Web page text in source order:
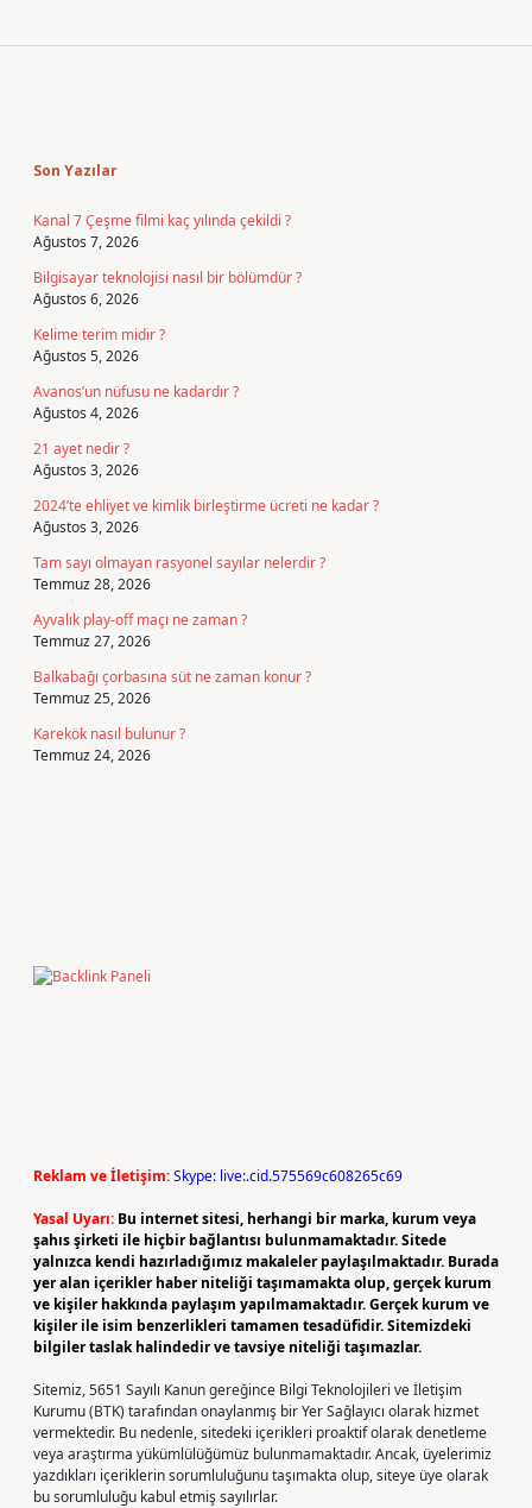
Son Yazılar
Kanal 7 Çeşme filmi kaç yılında çekildi ?
Ağustos 7, 2026
Bilgisayar teknolojisi nasıl bir bölümdür ?
Ağustos 6, 2026
Kelime terim midir ?
Ağustos 5, 2026
Avanos’un nüfusu ne kadardır ?
Ağustos 4, 2026
21 ayet nedir ?
Ağustos 3, 2026
2024’te ehliyet ve kimlik birleştirme ücreti ne kadar ?
Ağustos 3, 2026
Tam sayı olmayan rasyonel sayılar nelerdir ?
Temmuz 28, 2026
Ayvalık play-off maçı ne zaman ?
Temmuz 27, 2026
Balkabağı çorbasına süt ne zaman konur ?
Temmuz 25, 2026
Karekök nasıl bulunur ?
Temmuz 24, 2026
Reklam ve İletişim:Skype: live:.cid.575569c608265c69
Yasal Uyarı: Bu internet sitesi, herhangi bir marka, kurum veya
şahıs şirketi ile hiçbir bağlantısı bulunmamaktadır. Sitede
yalnızca kendi hazırladığımız makaleler paylaşılmaktadır. Burada
yer alan içerikler haber niteliği taşımamakta olup, gerçek kurum
ve kişiler hakkında paylaşım yapılmamaktadır. Gerçek kurum ve
kişiler ile isim benzerlikleri tamamen tesadüfidir. Sitemizdeki
bilgiler taslak halindedir ve tavsiye niteliği taşımazlar.
Sitemiz, 5651 Sayılı Kanun gereğince Bilgi Teknolojileri ve İletişim
Kurumu (BTK) tarafından onaylanmış bir Yer Sağlayıcı olarak hizmet
vermektedir. Bu nedenle, sitedeki içerikleri proaktif olarak denetleme
veya araştırma yükümlülüğümüz bulunmamaktadır. Ancak, üyelerimiz
yazdıkları içeriklerin sorumluluğunu taşımakta olup, siteye üye olarak
bu sorumluluğu kabul etmiş sayılırlar.